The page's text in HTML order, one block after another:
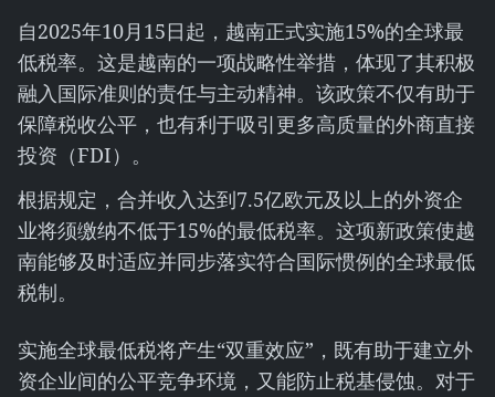
自2025年10月15日起，越南正式实施15%的全球最
低税率。这是越南的一项战略性举措，体现了其积极
融入国际准则的责任与主动精神。该政策不仅有助于
保障税收公平，也有利于吸引更多高质量的外商直接
投资（FDI）。
根据规定，合并收入达到7.5亿欧元及以上的外资企
业将须缴纳不低于15%的最低税率。这项新政策使越
南能够及时适应并同步落实符合国际惯例的全球最低
税制。
实施全球最低税将产生“双重效应”，既有助于建立外
资企业间的公平竞争环境，又能防止税基侵蚀。对于